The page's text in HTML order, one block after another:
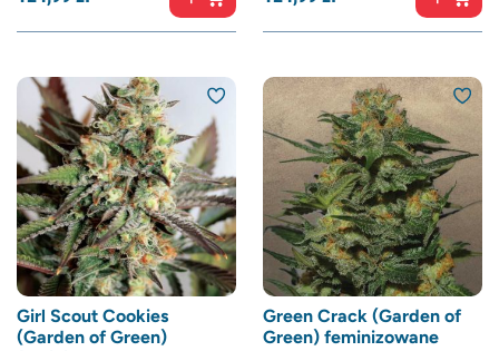
Girl Scout Cookies
(Garden of Green)
Green Crack (Garden of
Green) feminizowane